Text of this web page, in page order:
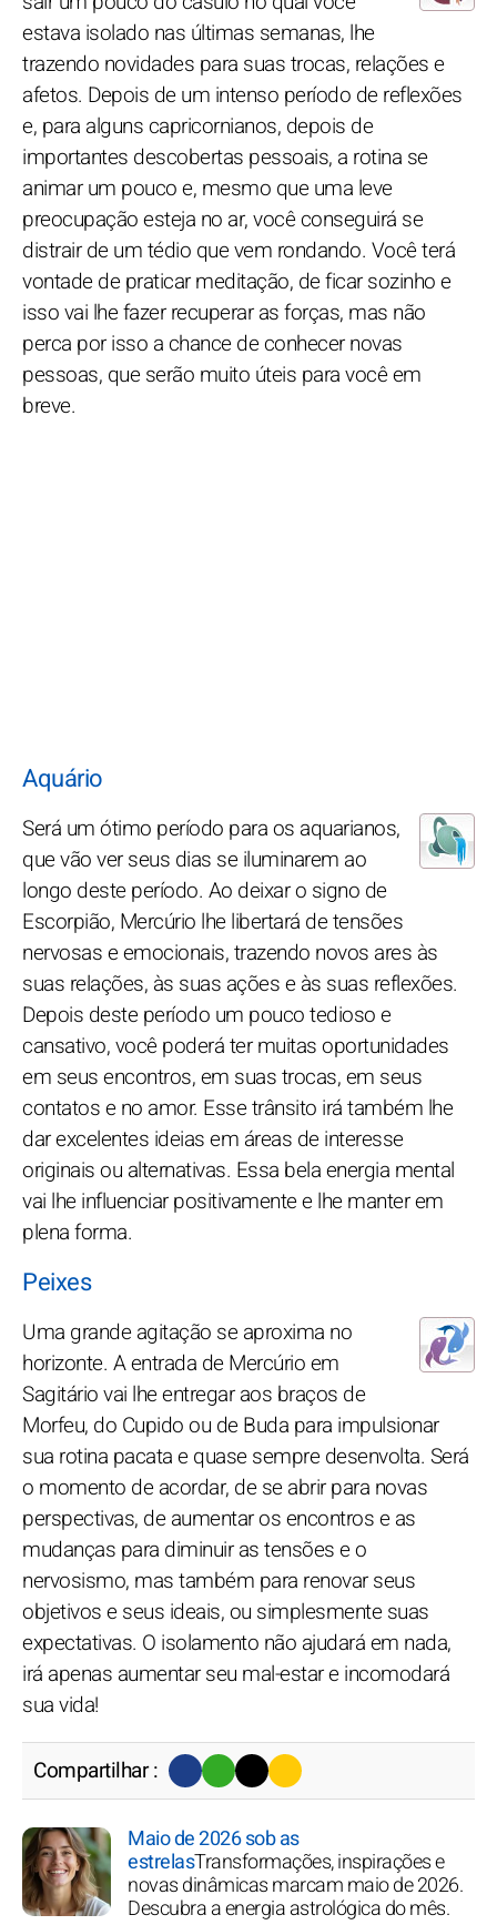
estava isolado nas últimas semanas, lhe
trazendo novidades para suas trocas, relações e
afetos. Depois de um intenso período de reflexões
e, para alguns capricornianos, depois de
importantes descobertas pessoais, a rotina se
animar um pouco e, mesmo que uma leve
preocupação esteja no ar, você conseguirá se
distrair de um tédio que vem rondando. Você terá
vontade de praticar meditação, de ficar sozinho e
isso vai lhe fazer recuperar as forças, mas não
perca por isso a chance de conhecer novas
pessoas, que serão muito úteis para você em
breve.
Aquário
Será um ótimo período para os aquarianos,
que vão ver seus dias se iluminarem ao
longo deste período. Ao deixar o signo de
Escorpião, Mercúrio lhe libertará de tensões
nervosas e emocionais, trazendo novos ares às
suas relações, às suas ações e às suas reflexões.
Depois deste período um pouco tedioso e
cansativo, você poderá ter muitas oportunidades
em seus encontros, em suas trocas, em seus
contatos e no amor. Esse trânsito irá também lhe
dar excelentes ideias em áreas de interesse
originais ou alternativas. Essa bela energia mental
vai lhe influenciar positivamente e lhe manter em
plena forma.
Peixes
Uma grande agitação se aproxima no
horizonte. A entrada de Mercúrio em
Sagitário vai lhe entregar aos braços de
Morfeu, do Cupido ou de Buda para impulsionar
sua rotina pacata e quase sempre desenvolta. Será
o momento de acordar, de se abrir para novas
perspectivas, de aumentar os encontros e as
mudanças para diminuir as tensões e o
nervosismo, mas também para renovar seus
objetivos e seus ideais, ou simplesmente suas
expectativas. O isolamento não ajudará em nada,
irá apenas aumentar seu mal-estar e incomodará
sua vida!
Compartilhar :
Maio de 2026 sob as
estrelasTransformações, inspirações e
novas dinâmicas marcam maio de 2026.
Descubra a energia astrológica do mês.